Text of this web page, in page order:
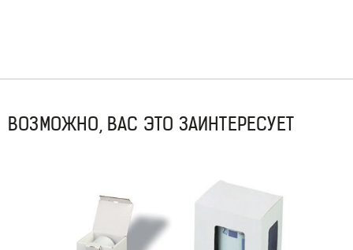
ВОЗМОЖНО, ВАС ЭТО ЗАИНТЕРЕСУЕТ